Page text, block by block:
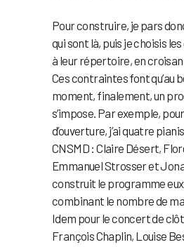
Pour construire, je pars
qui sont là, puis je choisis
à leur répertoire, en
Ces contraintes font qu’au
moment, finalement, un
s’impose. Par exemple,
d’ouverture, j’ai quatre
CNSMD : Claire Désert,
Emmanuel Strosser et
construit le programme
combinant le nombre de
Idem pour le concert de
François Chaplin, Louise